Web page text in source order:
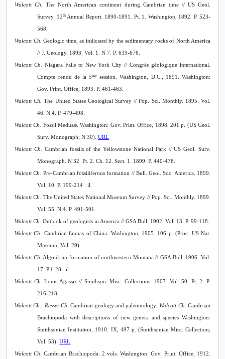
Walcott Ch. The North American continent during Cambrian time //US Geol.
Survey. 12thAnnual Report. 1890-1891. Pt. 1. Washington, 1892. P. 523-
568.
Walcott Ch. Geologic time, as indicated by the sedimentary rocks of North America
// J. Geology. 1893. Vol. 1. N 7. P. 639-676.
Walcott Ch. Niagara Falls to New York City // Congrès géologique international.
Compte rendu de la 5me session. Washington, D.C., 1891.Washington:
Gov. Print. Office, 1893. P. 461-463.
Walcott Ch. The United States Geological Survey // Pop. Sci. Monthly. 1895. Vol.
46. N 4. P. 479-498.
Walcott Ch. Fossil Medusæ.Washington: Gov. Print. Office, 1898. 201 p. (US Geol.
Surv. Monograph; N 30).URL
Walcott Ch. Cambrian fossils of the Yellowstone National Park //US Geol. Surv.
Monograph. N 32. Pt. 2. Ch. 12. Sect. 1. 1899. P. 440-478.
Walcott Ch. Pre-Cambrian fossiliferous formation // Bull. Geol. Soc. America. 1899.
Vol. 10. P. 199-214 : il.
Walcott Ch. The United States National Museum Survey // Pop. Sci. Monthly. 1899.
Vol. 55. N 4. P. 491-501.
Walcott Ch. Outlook of geologists in America // GSA Bull. 1902. Vol. 13. P. 99-118.
Walcott Ch. Cambrian faunas of China. Washington, 1905. 106 p. (Proc. US Nat.
Museum; Vol. 29).
Walcott Ch. Algonkian formation of northwestern Montana// GSA Bull. 1906. Vol.
17. P.1-28 : il.
Walcott Ch. Louis Agassiz // Smithson. Misc. Collections. 1907. Vol. 50. Pt. 2. P.
216-218.
Walcott Ch., Resser Ch. Cambrian geology and paleontology; Walcott Ch. Cambrian
Brachiopoda with descriptions of new genera and species Washington:
Smithsonian Institution, 1910. IX, 497 p. (Smithsonian Misc. Collection;
Vol. 53).URL
Walcott Ch. Cambrian Brachiopoda: 2 vols. Washington: Gov. Print. Office, 1912.